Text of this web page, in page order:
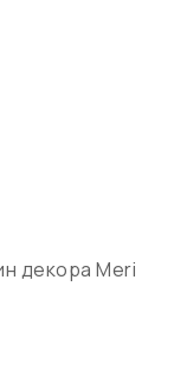
декора Meri